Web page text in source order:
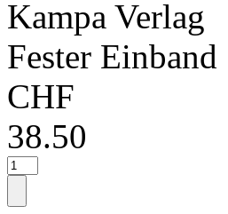
Kampa Verlag
Fester Einband
CHF
38.50